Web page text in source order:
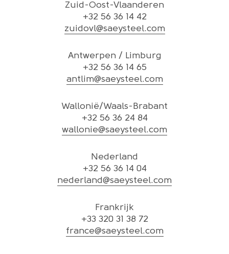
Zuid-Oost-Vlaanderen
+32 56 36 14 42
zuidovl@saeysteel.com
Antwerpen / Limburg
+32 56 36 14 65
antlim@saeysteel.com
Wallonië/Waals-Brabant
+32 56 36 24 84
wallonie@saeysteel.com
Nederland
+32 56 36 14 04
nederland@saeysteel.com
Frankrijk
+33 320 31 38 72
france@saeysteel.com